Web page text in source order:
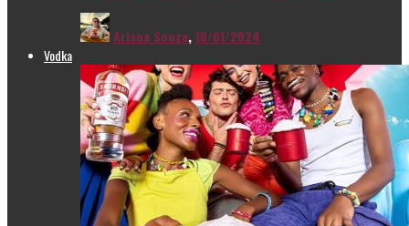
Ariana Souza,10/01/2024
Vodka